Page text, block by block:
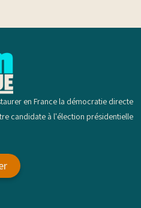
en France la démocratie directe
candidate à l'élection présidentielle